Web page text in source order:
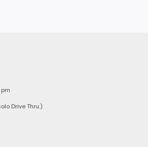
Drive Thru.)